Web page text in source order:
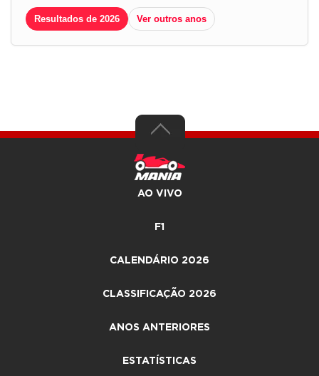
Resultados de 2026 Ver outros anos
AO VIVO
F1
CALENDÁRIO 2026
CLASSIFICAÇÃO 2026
ANOS ANTERIORES
ESTATÍSTICAS